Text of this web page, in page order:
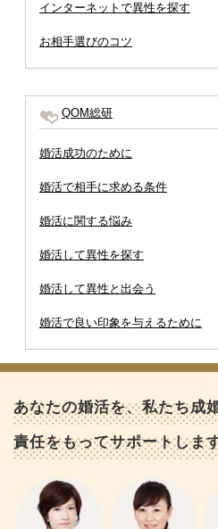
インターネットで異性を探す
お相手選びのコツ
QOM総研
婚活成功のために
婚活で相手に求める条件
婚活に関する悩み
婚活して異性を探す
婚活して異性と出会う
婚活で良い印象を与えるために
あなたの婚活を、私たち成
責任をもってサポートしま